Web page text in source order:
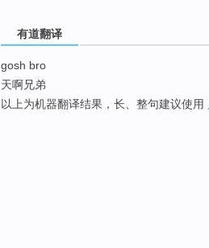
有道翻译
gosh bro
天啊兄弟
以上为机器翻译结果，长、整句建议使用